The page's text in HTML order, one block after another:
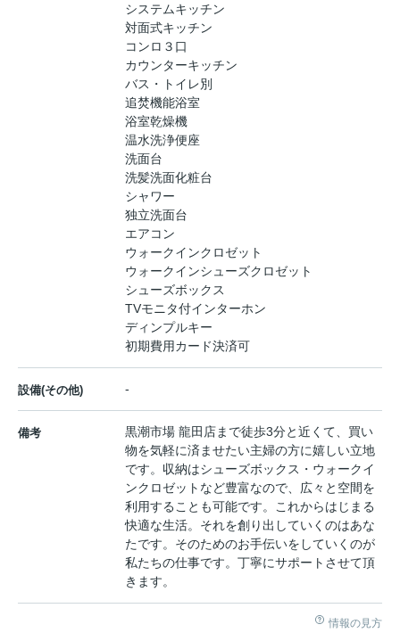
システムキッチン
対面式キッチン
コンロ３口
カウンターキッチン
バス・トイレ別
追焚機能浴室
浴室乾燥機
温水洗浄便座
洗面台
洗髪洗面化粧台
シャワー
独立洗面台
エアコン
ウォークインクロゼット
ウォークインシューズクロゼット
シューズボックス
TVモニタ付インターホン
ディンプルキー
初期費用カード決済可
設備(その他) -
備考
黒潮市場 龍田店まで徒歩3分と近くて、買い
物を気軽に済ませたい主婦の方に嬉しい立地
です。収納はシューズボックス・ウォークイ
ンクロゼットなど豊富なので、広々と空間を
利用することも可能です。これからはじまる
快適な生活。それを創り出していくのはあな
たです。そのためのお手伝いをしていくのが
私たちの仕事です。丁寧にサポートさせて頂
きます。
情報の見方